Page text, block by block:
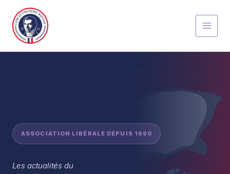
contenu
ASSOCIATION LIBÉRALE DEPUIS 1990
Les actualités du